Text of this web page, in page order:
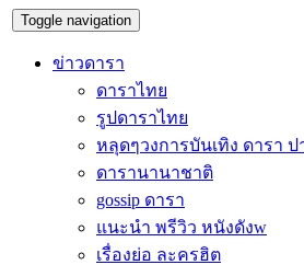
Toggle navigation
ข่าวดารา
ดาราไทย
รูปดาราไทย
หลุดๆวงการบันเทิง ดารา ป
ดารานานาชาติ
gossip ดารา
แนะนำ พรีวิว หนังดังw
เรื่องย่อ ละครฮิต